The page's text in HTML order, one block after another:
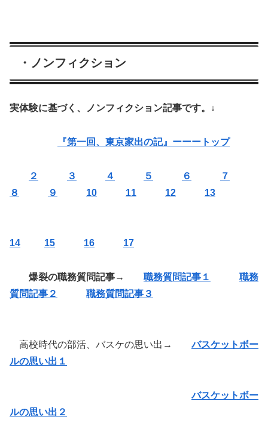
・ノンフィクション
実体験に基づく、ノンフィクション記事です。↓
『第一回、東京家出の記』ーーートップ
２ ３ ４ ５ ６
７
８
９ 10 11 12 13
14 15 16 17
爆裂の職務質問記事→ 職務質問記事１
職務
質問記事２
職務質問記事３
高校時代の部活、バスケの思い出→バスケットボー
ルの思い出１
バスケットボー
ルの思い出２